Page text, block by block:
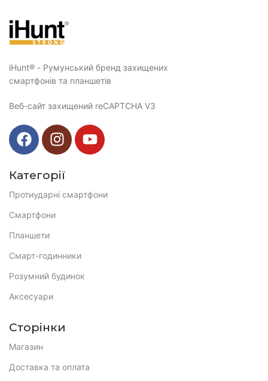
iHunt® - Румунський бренд захищених
смартфонів та планшетів
Веб-сайт захищений reCAPTCHA V3
Категорії
Протиударні смартфони
Смартфони
Планшети
Смарт-годинники
Розумний будинок
Аксесуари
Сторінки
Магазин
Доставка та оплата